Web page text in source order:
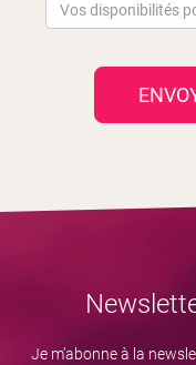
Je m’abonne à la